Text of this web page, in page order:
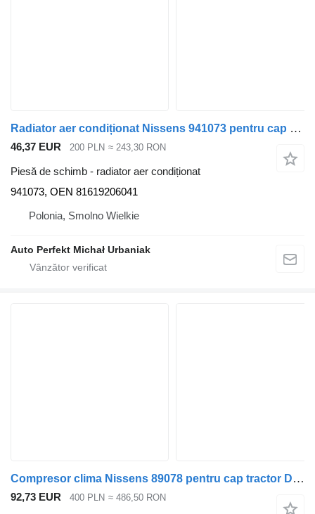
Radiator aer condiționat Nissens 941073 pentru cap tractor MAN TGX, TGS
46,37 EUR 200 PLN ≈ 243,30 RON
Piesă de schimb - radiator aer condiționat
941073, OEN 81619206041
Polonia, Smolno Wielkie
Auto Perfekt Michał Urbaniak
Compresor clima Nissens 89078 pentru cap tractor DAF
92,73 EUR 400 PLN ≈ 486,50 RON